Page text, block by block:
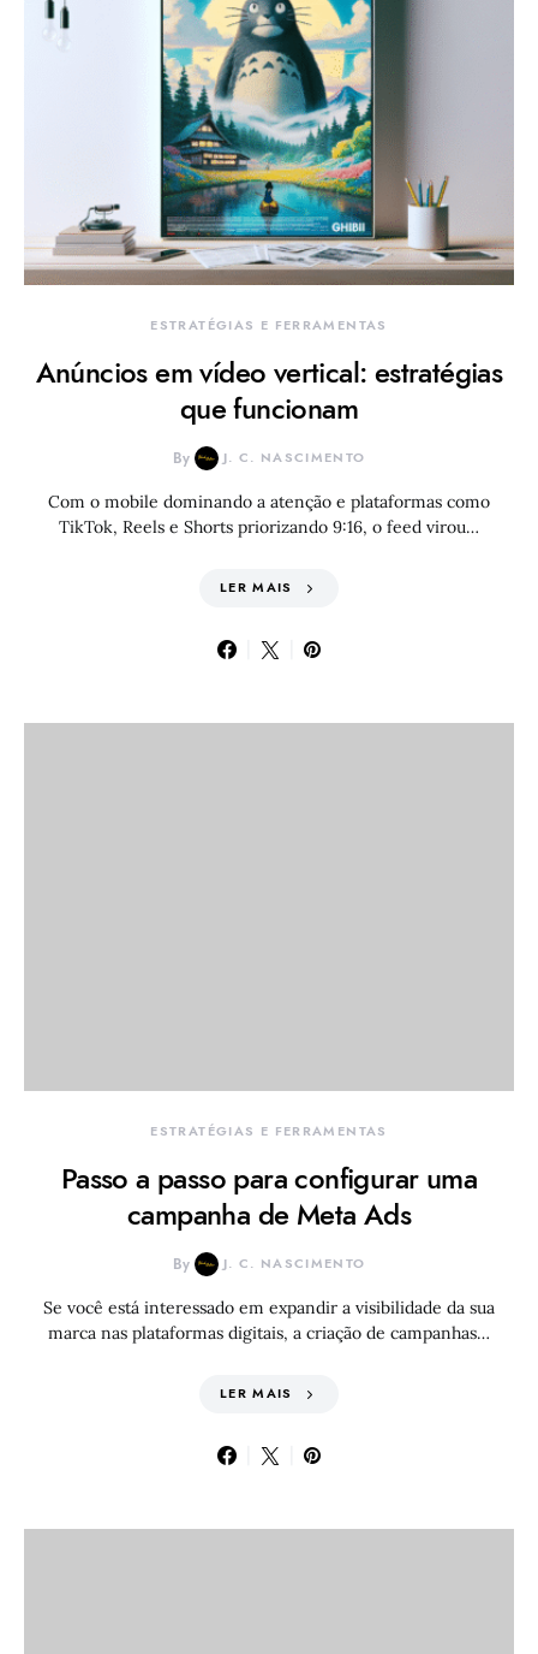
ESTRATÉGIAS E FERRAMENTAS
Anúncios em vídeo vertical: estratégias
que funcionam
By J. C. NASCIMENTO
Com o mobile dominando a atenção e plataformas como
TikTok, Reels e Shorts priorizando 9:16, o feed virou…
LER MAIS
ESTRATÉGIAS E FERRAMENTAS
Passo a passo para configurar uma
campanha de Meta Ads
By J. C. NASCIMENTO
Se você está interessado em expandir a visibilidade da sua
marca nas plataformas digitais, a criação de campanhas…
LER MAIS